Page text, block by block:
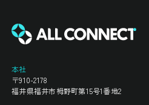
本社
〒910-2178
福井県福井市栂野町第15号1番地2